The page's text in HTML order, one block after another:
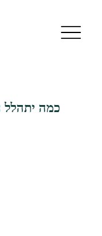
כמה יתהלל